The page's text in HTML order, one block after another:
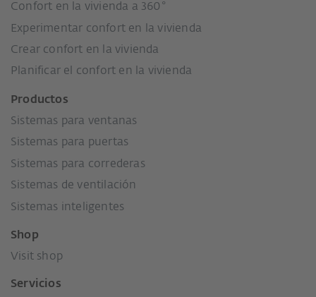
Confort en la vivienda a 360°
Experimentar confort en la vivienda
Crear confort en la vivienda
Planificar el confort en la vivienda
Productos
Sistemas para ventanas
Sistemas para puertas
Sistemas para correderas
Sistemas de ventilación
Sistemas inteligentes
Shop
Visit shop
Servicios